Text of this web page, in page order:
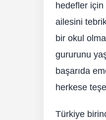
hedefler için
ailesini
bir okul
gururunu
başarıda
herkese
Türkiye